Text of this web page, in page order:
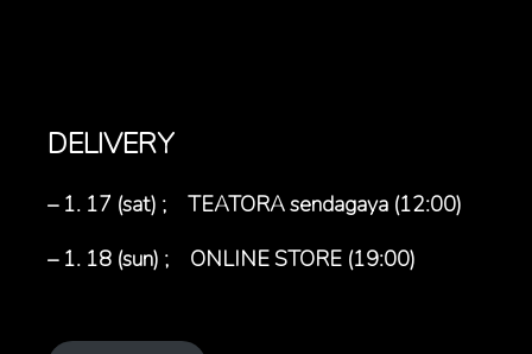
DELIVERY
– 1. 17 (sat) ; TEATORA sendagaya (12:00)
– 1. 18 (sun) ; ONLINE STORE (19:00)